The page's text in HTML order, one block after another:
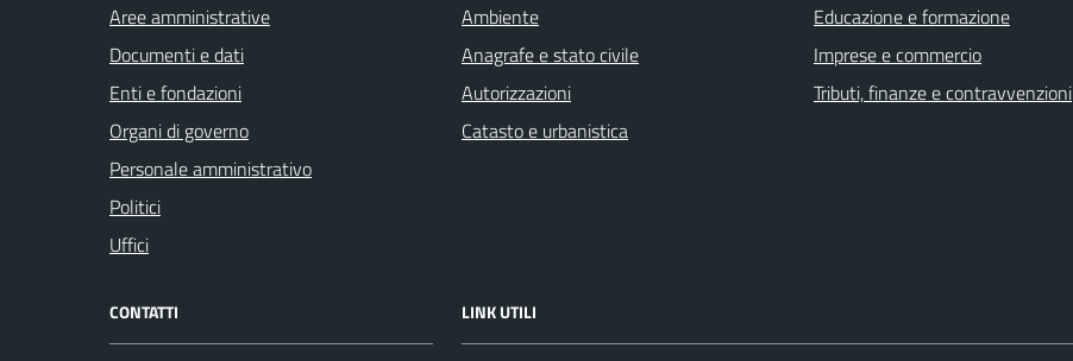
Aree amministrative
Documenti e dati
Enti e fondazioni
Organi di governo
Personale amministrativo
Politici
Uffici
Ambiente
Anagrafe e stato civile
Autorizzazioni
Catasto e urbanistica
Educazione e formazione
Imprese e commercio
Tributi, finanze e contravvenzioni
CONTATTI LINK UTILI